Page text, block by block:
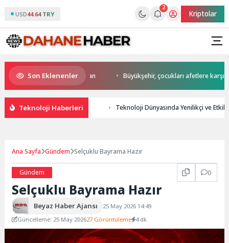
USD44.64 TRY
2
Kriptolar
Son Eklenenler
Başkan Büyükakın’dan Büyükşehir, çocukları afetlere karşı
Teknoloji Haberleri Teknoloji Dünyasında Yenilikçi ve Etkili
Ana Sayfa Gündem Selçuklu Bayrama Hazır
Gündem 0
Selçuklu Bayrama Hazır
Beyaz Haber Ajansı
25 May 2026 14:49
Güncelleme: 25 May 202627 Görüntüleme 4 dk.